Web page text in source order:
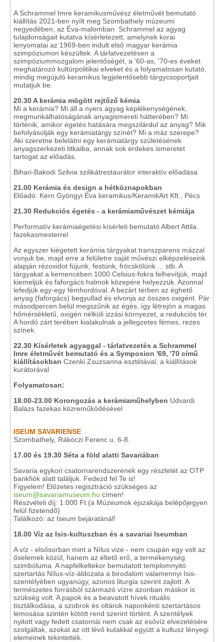
A Schrammel Imre keramikusművész életművét bemutató
kiállítás 2021-ben nyílt meg Szombathely múzeumi
negyedében, az Éva-malomban. Schrammel az agyag
tulajdonságait kutatva kísérletezett, amelynek korai
lenyomatai az 1969-ben indult első magyar kerámia
szimpóziumon készültek. A tárlatvezetésen a
szimpóziummozgalom jelentőségét, a '60-as, '70-es éveket
meghatározó kultúrpolitikai elveket és a folyamatosan kutató,
mindig megújuló keramikus legjelentősebb tárgycsoportjait
mutatjuk be.
20.30 A kerámia mögött rejtőző kémia
Mi a kerámia? Mi áll a nyers agyag képlékenységének,
megmunkálhatóságának anyagismereti hátterében? Mi
történik, amikor égetés hatására megszilárdul az anyag? Mik
befolyásolják egy kerámiatárgy színét? Mi a máz szerepe?
Aki szeretne belelátni egy kerámiatárgy születésének
anyagszerkezeti titkaiba, annak sok érdekes ismeretet
tartogat az előadás.
Bihari-Bakodi Szilvia szilikátrestaurátor interaktív előadása
21.00 Kerámia és design a hétköznapokban
Előadó: Kern Gyöngyi Éva keramikus/KeramikArt Kft., Pécs
21.30 Redukciós égetés - a kerámiaművészet kémiája
Performatív kerámiaégetési kísérleti bemutató Albert Attila
fazekasmesterrel
Az egyszer kiégetett kerámia tárgyakat transzparens mázzal
vonjuk be, majd erre a felületre saját művészi elképzeléseink
alapján rézoxidot fújunk, festünk, fröcskölünk ... stb. A
tárgyakat a kemencében 1000 Celsius-fokra felhevítjük, majd
kiemeljük és faforgács halmok közepére helyezzük. Azonnal
lefedjük egy-egy fémhordóval. A bezárt térben az éghető
anyag (faforgács) begyullad és elvonja az összes oxigént. Pár
másodpercen belül megszűnik az égés, így létrejön a magas
hőmérsékletű, oxigén nélküli izzási környezet, a redukciós tér.
A hordó zárt terében kialakulnak a jellegzetes fémes, rezes
színek.
22.30 Kísérletek agyaggal - tárlatvezetés a Schrammel
Imre életművét bemutató és a Symposion '69, '70 című
kiállításokban Czenki Zsuzsanna esztétával, a kiállítások
kurátorával
Folyamatosan:
18.00-23.00 Korongozás a kerámiaműhelyben Udvardi
Balázs fazekas közreműködésével
ISEUM SAVARIENSE
Szombathely, Rákóczi Ferenc u. 6-8.
17.00 és 19.30 Séta a föld alatti Savariában
Savaria egykori csatornarendszerének egy részletét az OTP
bankfiók alatt találjuk. Fedezd fel Te is!
Figyelem! Előzetes regisztráció szükséges az
iseum@savariamuseum.hu címen!
Részvételi díj: 1.000 Ft (a Múzeumok éjszakája belépőjegyen
felül fizetendő)
Találkozó: az Iseum bejáratánál!
18.00 Víz az Isis-kultuszban és a savariai Iseumban
A víz - elsősorban mint a Nílus vize - nem csupán egy volt az
őselemek közül, hanem az éltető erő, a termékenység
szimbóluma. A napfelkeltekor bemutatott templomnyitó
szertartás Nílus-víz-áldozata a birodalom valamennyi Isis-
szentélyében ugyanúgy, azonos liturgia szerint zajlott. A
természetes forrásból származó vízre azonban máskor is
szükség volt. A papok és a beavatott hívek rituális
tisztálkodása, a szobrok és oltárok naponkénti szertartásos
lemosása szintén kötött rend szerint történt. A szentélyek
nyitott vagy fedett csatornái nem csak az esővíz elvezetésére
szolgáltak, azokat az ott lévő kutakkal együtt a kultusz lényegi
elemeinek tekintették.